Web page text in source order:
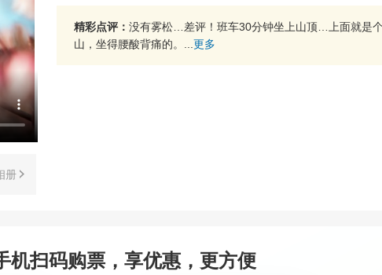
册
精彩点评： 没有雾松…差评！班车30分钟坐上山顶…上面就是
山，坐得腰酸背痛的。... 更多
机扫码购票，享优惠，更方便